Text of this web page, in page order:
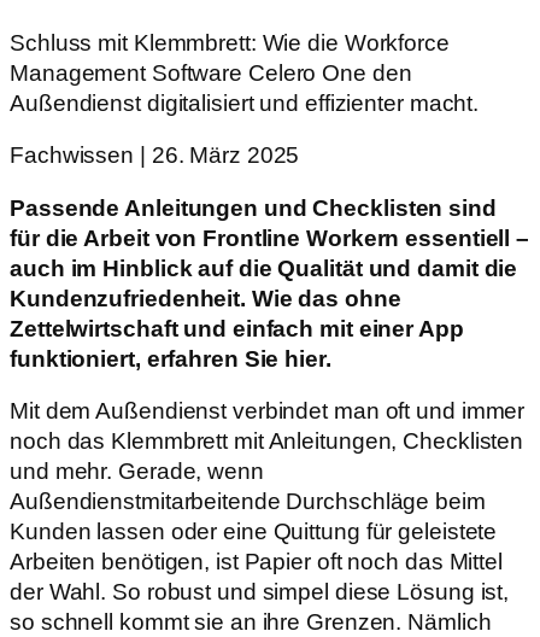
Schluss mit Klemmbrett: Wie die Workforce
Management Software Celero One den
Außendienst digitalisiert und effizienter macht.
Fachwissen | 26. März 2025
Passende Anleitungen und Checklisten sind
für die Arbeit von Frontline Workern essentiell –
auch im Hinblick auf die Qualität und damit die
Kundenzufriedenheit. Wie das ohne
Zettelwirtschaft und einfach mit einer App
funktioniert, erfahren Sie hier.
Mit dem Außendienst verbindet man oft und immer
noch das Klemmbrett mit Anleitungen, Checklisten
und mehr. Gerade, wenn
Außendienstmitarbeitende Durchschläge beim
Kunden lassen oder eine Quittung für geleistete
Arbeiten benötigen, ist Papier oft noch das Mittel
der Wahl. So robust und simpel diese Lösung ist,
so schnell kommt sie an ihre Grenzen. Nämlich